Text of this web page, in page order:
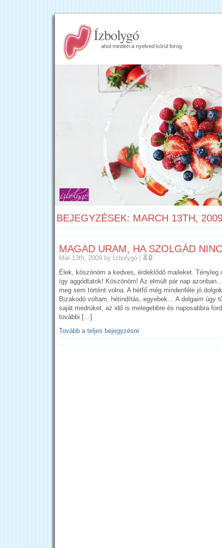
Ízbolygó
ahol minden a nyelved körül forog
BEJEGYZÉSEK: MARCH 13TH,
MAGAD URAM, HA SZOLGÁD
Mar 13th, 2009 by Ízbolygó
0
Élek, köszönöm a kedves, érdeklődő maileket. Tényleg
így aggódtatok! Köszönöm! Az elmúlt pár nap
meg sem történt volna. A hétfő még mindenféle jó
Bizakodó voltam, hétindítás, egyebek… A dolgaim úgy
saját medrüket, az idő is melegebbre és naposabbra
további […]
Tovább a teljes bejegyzésre